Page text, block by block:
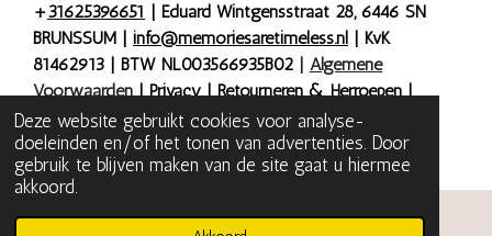
Deze website gebruikt cookies voor analyse-
doeleinden en/of het tonen van advertenties. Door
gebruik te blijven maken van de site gaat u hiermee
akkoord.
+31625396651 | Eduard Wintgensstraat 28, 6446 SN
BRUNSSUM | info@memoriesaretimeless.nl | KvK
81462913 | BTW NL003566935B02 | Algemene
Voorwaarden|Privacy|Retourneren & Herroepen|
Bestelling herroepen| Onze prijzen zijn inclusief 9% of
21% BTW, tenzij anders aangegeven.